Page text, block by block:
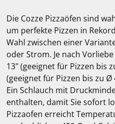
Die Cozze Pizzaöfen sind
um perfekte Pizzen in
Wahl zwischen einer
oder Strom. Je nach
13" (geeignet für Pizzen bis
(geeignet für Pizzen bis zu
Ein Schlauch mit
enthalten, damit Sie sofort
Pizzaofen erreicht